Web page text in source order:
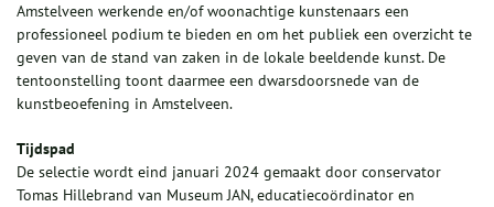
Amstelveen werkende en/of woonachtige kunstenaars een
professioneel podium te bieden en om het publiek een overzicht te
geven van de stand van zaken in de lokale beeldende kunst. De
tentoonstelling toont daarmee een dwarsdoorsnede van de
kunstbeoefening in Amstelveen.
Tijdspad
De selectie wordt eind januari 2024 gemaakt door conservator
Tomas Hillebrand van Museum JAN, educatiecoördinator en